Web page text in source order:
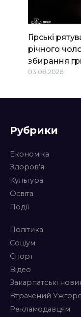
Гірські
річного
збирання
03.08.2026
Рубрики
Економіка
Здоров’я
Культура
Освіта
Події
Політика
Соціум
Спорт
Відео
Закарпатські
Втрачений
Рекламодавцям